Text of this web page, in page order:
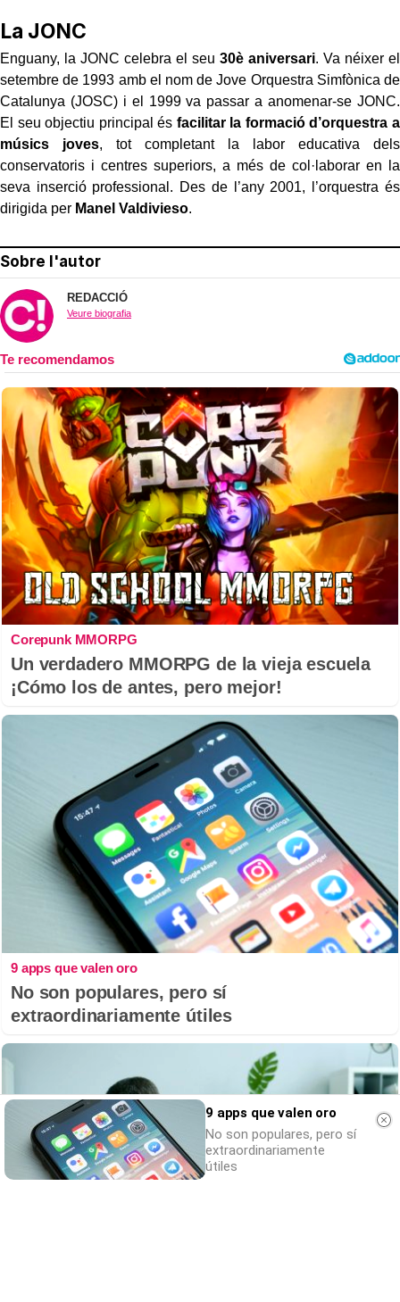
La JONC
Enguany, la JONC celebra el seu 30è aniversari. Va néixer el
setembre de 1993 amb el nom de Jove Orquestra Simfònica de
Catalunya (JOSC) i el 1999 va passar a anomenar-se JONC.
El seu objectiu principal és facilitar la formació d’orquestra a
músics joves, tot completant la labor educativa dels
conservatoris i centres superiors, a més de col·laborar en la
seva inserció professional. Des de l’any 2001, l’orquestra és
dirigida per Manel Valdivieso.
Sobre l'autor
REDACCIÓ
Veure biografia
Corepunk MMORPG
Un verdadero MMORPG de la vieja escuela
¡Cómo los de antes, pero mejor!
9 apps que valen oro
No son populares, pero sí
extraordinariamente útiles
9 apps que valen oro
No son populares, pero sí
extraordinariamente
útiles